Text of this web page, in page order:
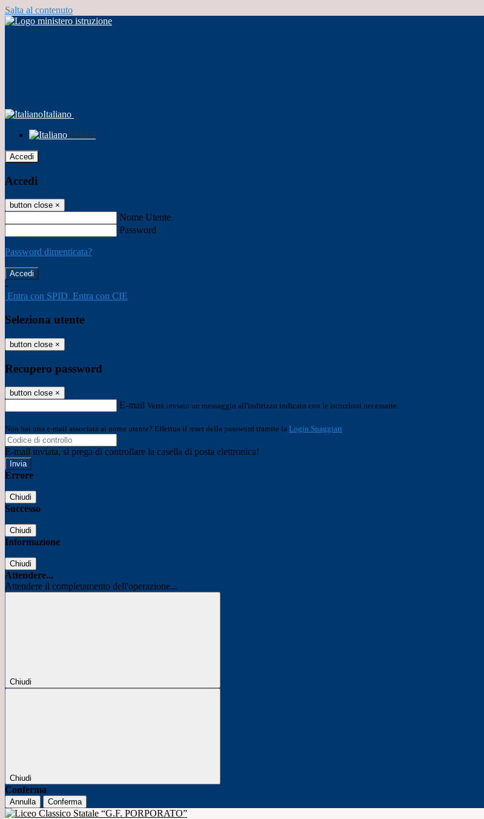
Salta al contenuto
Italiano
Italiano
Accedi
Accedi
button close ×
Nome Utente
Password
Password dimenticata?
-
Entra con SPID Entra con CIE
Seleziona utente
button close ×
Recupero password
button close ×
E-mail Verrà inviato un messaggio all'indirizzo indicato con le istruzioni necessarie.
Non hai una e-mail associata al nome utente? Effettua il reset della password tramite la Login Spaggiari
E-mail inviata, si prega di controllare la casella di posta elettronica!
Errore
Chiudi
Successo
Chiudi
Informazione
Chiudi
Attendere...
Attendere il completamento dell'operazione...
Chiudi
Chiudi
Conferma
Annulla Conferma